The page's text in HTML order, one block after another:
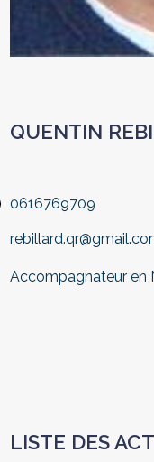
QUENTIN
0616769709
Accompagnateur en
LISTE DES